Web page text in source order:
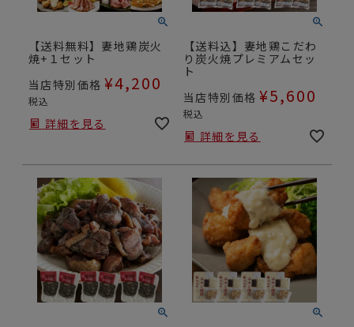
【送料無料】妻地鶏炭火
焼+１セット
当店特別価格 ¥4,200
税込
詳細を見る
【送料込】妻地鶏こだわ
り炭火焼プレミアムセッ
ト
当店特別価格 ¥5,600
税込
詳細を見る